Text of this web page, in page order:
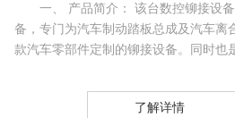
一、产品名称：卧式自动铆接机二
从预埋槽道加工工序中使用预埋槽铆接
工艺是很重要的一个环节，不管是管廊
了解详情